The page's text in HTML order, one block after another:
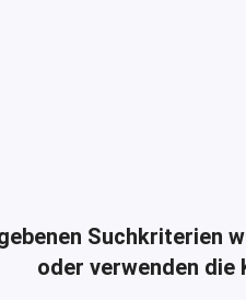
Suchkriterien
oder verwenden die